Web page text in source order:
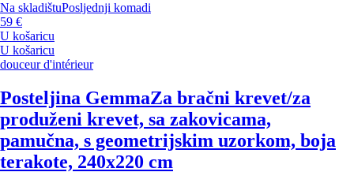
Na skladištuPosljednji komadi
59 €
U košaricu
U košaricu
douceur d'intérieur
Posteljina GemmaZa bračni krevet/za
produženi krevet, sa zakovicama,
pamučna, s geometrijskim uzorkom, boja
terakote, 240x220 cm